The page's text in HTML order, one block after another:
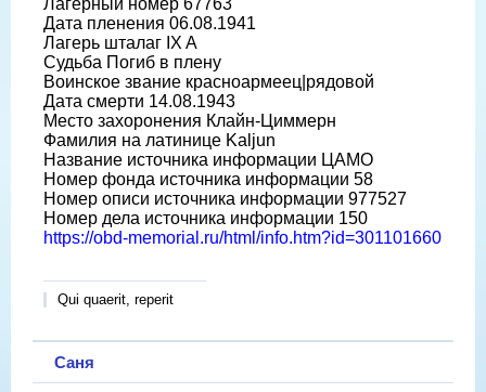
Лагерный номер 67763
Дата пленения 06.08.1941
Лагерь шталаг IX A
Судьба Погиб в плену
Воинское звание красноармеец|рядовой
Дата смерти 14.08.1943
Место захоронения Клайн-Циммерн
Фамилия на латинице Kaljun
Название источника информации ЦАМО
Номер фонда источника информации 58
Номер описи источника информации 977527
Номер дела источника информации 150
https://obd-memorial.ru/html/info.htm?id=301101660
Qui quaerit, reperit
Саня